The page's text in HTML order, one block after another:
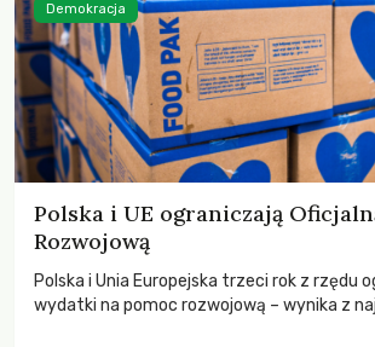
Polska i UE ograniczają
Rozwojową
Polska i Unia Europejska trzeci rok z rzędu
wydatki na pomoc rozwojową – wynika z
Demokracja